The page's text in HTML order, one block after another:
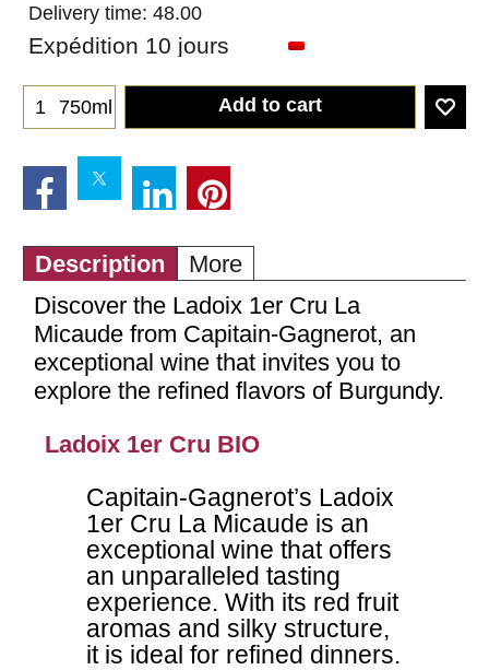
Delivery time: 48.00
Expédition 10 jours
750ml Add to cart
Description
More
Discover the Ladoix 1er Cru La
Micaude from Capitain-Gagnerot, an
exceptional wine that invites you to
explore the refined flavors of Burgundy.
Ladoix 1er Cru BIO
Capitain-Gagnerot’s Ladoix
1er Cru La Micaude is an
exceptional wine that offers
an unparalleled tasting
experience. With its red fruit
aromas and silky structure,
it is ideal for refined dinners.